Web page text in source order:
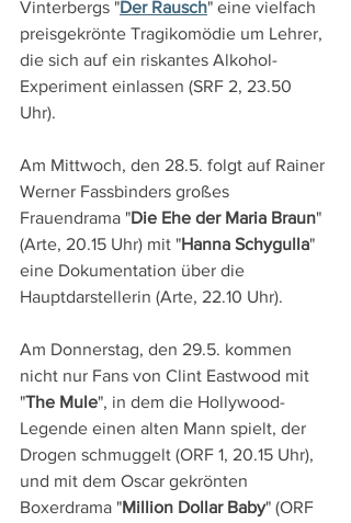
Vinterbergs "Der Rausch" eine vielfach
preisgekrönte Tragikomödie um Lehrer,
die sich auf ein riskantes Alkohol-
Experiment einlassen (SRF 2, 23.50
Uhr).
Am Mittwoch, den 28.5. folgt auf Rainer
Werner Fassbinders großes
Frauendrama "Die Ehe der Maria Braun"
(Arte, 20.15 Uhr) mit "Hanna Schygulla"
eine Dokumentation über die
Hauptdarstellerin (Arte, 22.10 Uhr).
Am Donnerstag, den 29.5. kommen
nicht nur Fans von Clint Eastwood mit
"The Mule", in dem die Hollywood-
Legende einen alten Mann spielt, der
Drogen schmuggelt (ORF 1, 20.15 Uhr),
und mit dem Oscar gekrönten
Boxerdrama "Million Dollar Baby" (ORF